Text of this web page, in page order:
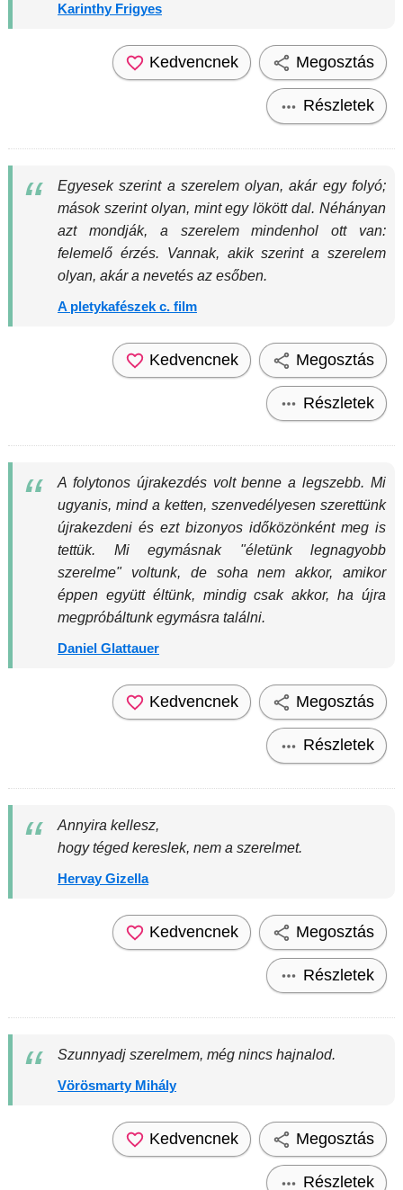
Karinthy Frigyes
Kedvencnek Megosztás
Részletek
Egyesek szerint a szerelem olyan, akár egy folyó;
mások szerint olyan, mint egy lökött dal. Néhányan
azt mondják, a szerelem mindenhol ott van:
felemelő érzés. Vannak, akik szerint a szerelem
olyan, akár a nevetés az esőben.
A pletykafészek c. film
Kedvencnek Megosztás
Részletek
A folytonos újrakezdés volt benne a legszebb. Mi
ugyanis, mind a ketten, szenvedélyesen szerettünk
újrakezdeni és ezt bizonyos időközönként meg is
tettük. Mi egymásnak "életünk legnagyobb
szerelme" voltunk, de soha nem akkor, amikor
éppen együtt éltünk, mindig csak akkor, ha újra
megpróbáltunk egymásra találni.
Daniel Glattauer
Kedvencnek Megosztás
Részletek
Annyira kellesz,
hogy téged kereslek, nem a szerelmet.
Hervay Gizella
Kedvencnek Megosztás
Részletek
Szunnyadj szerelmem, még nincs hajnalod.
Vörösmarty Mihály
Kedvencnek Megosztás
Részletek